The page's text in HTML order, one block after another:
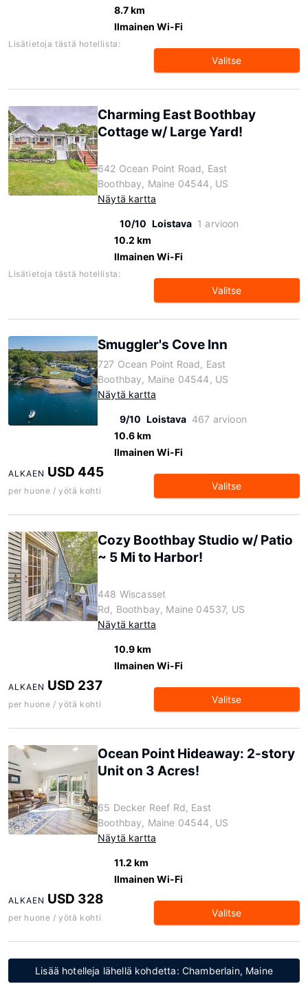
8.7 km
Ilmainen Wi-Fi
Lisätietoja tästä hotellista:
Valitse
Charming East Boothbay
Cottage w/ Large Yard!
642 Ocean Point Road, East
Boothbay, Maine 04544, US
Näytä kartta
10/10 Loistava 1 arvioon
10.2 km
Ilmainen Wi-Fi
Lisätietoja tästä hotellista:
Valitse
Smuggler's Cove Inn
727 Ocean Point Road, East
Boothbay, Maine 04544, US
Näytä kartta
9/10 Loistava 467 arvioon
10.6 km
Ilmainen Wi-Fi
ALKAEN USD 445
per huone / yötä kohti Valitse
Cozy Boothbay Studio w/ Patio
~ 5 Mi to Harbor!
448 Wiscasset
Rd, Boothbay, Maine 04537, US
Näytä kartta
10.9 km
Ilmainen Wi-Fi
ALKAEN USD 237
per huone / yötä kohti Valitse
Ocean Point Hideaway: 2-story
Unit on 3 Acres!
65 Decker Reef Rd, East
Boothbay, Maine 04544, US
Näytä kartta
11.2 km
Ilmainen Wi-Fi
ALKAEN USD 328
per huone / yötä kohti Valitse
Lisää hotelleja lähellä kohdetta: Chamberlain, Maine